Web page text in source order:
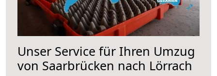
Unser Service für Ihren Umzug
von Saarbrücken nach Lörrach